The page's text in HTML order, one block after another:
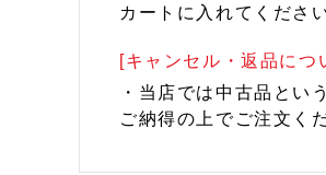
カートに入れてくださ
[キャンセル・返品につ
・当店では中古品とい
ご納得の上でご注文く